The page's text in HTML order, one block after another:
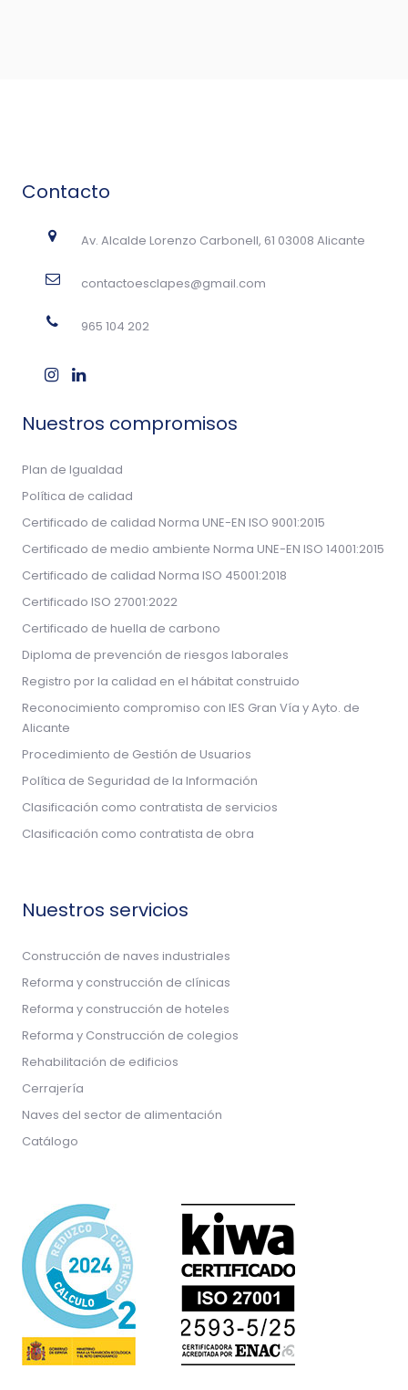
Contacto
Av. Alcalde Lorenzo Carbonell, 61 03008 Alicante
contactoesclapes@gmail.com
965 104 202
Nuestros compromisos
Plan de Igualdad
Política de calidad
Certificado de calidad Norma UNE-EN ISO 9001:2015
Certificado de medio ambiente Norma UNE-EN ISO 14001:2015
Certificado de calidad Norma ISO 45001:2018
Certificado ISO 27001:2022
Certificado de huella de carbono
Diploma de prevención de riesgos laborales
Registro por la calidad en el hábitat construido
Reconocimiento compromiso con IES Gran Vía y Ayto. de
Alicante
Procedimiento de Gestión de Usuarios
Política de Seguridad de la Información
Clasificación como contratista de servicios
Clasificación como contratista de obra
Nuestros servicios
Construcción de naves industriales
Reforma y construcción de clínicas
Reforma y construcción de hoteles
Reforma y Construcción de colegios
Rehabilitación de edificios
Cerrajería
Naves del sector de alimentación
Catálogo